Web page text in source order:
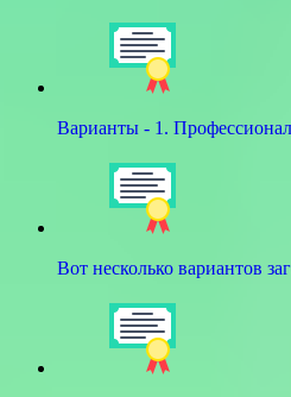
Варианты - 1.
Вот несколько вариантов